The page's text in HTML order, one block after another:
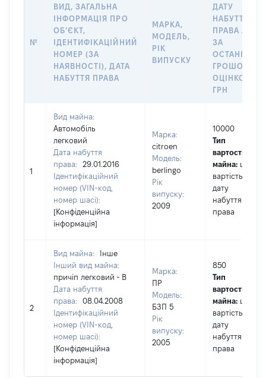
№
ВИД, ЗАГАЛЬНА
ІНФОРМАЦІЯ ПРО
ОБʼЄКТ,
ІДЕНТИФІКАЦІЙНИЙ
НОМЕР (ЗА
НАЯВНОСТІ), ДАТА
НАБУТТЯ ПРАВА
МАРКА,
МОДЕЛЬ,
РІК
ВИПУСКУ
ДАТУ
НАБУТТЯ
ПРАВА АБО
ЗА
ГРОШОВОЮ
ОЦІНКОЮ,
ГРН
1
Вид майна:
Автомобіль
легковий
Дата набуття
права:
29.01.2016
Ідентифікаційний
номер (VIN-код,
номер шасі):
[Конфіденційна
інформація]
Марка:
citroen
Модель:
berlingo
Рік
випуску:
2009
10000
Тип
вартості
майна: це
вартість на
дату
набуття
права
2
Вид майна:
Інше
Інший вид майна:
причіп легковий - В
Дата набуття
права:
08.04.2008
Ідентифікаційний
номер (VIN-код,
номер шасі):
[Конфіденційна
інформація]
Марка:
ПР
Модель:
БЗП 5
Рік
випуску:
2005
850
Тип
вартості
майна: це
вартість на
дату
набуття
права